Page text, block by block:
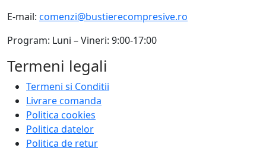
E-mail: comenzi@bustierecompresive.ro
Program: Luni – Vineri: 9:00-17:00
Termeni legali
Termeni si Conditii
Livrare comanda
Politica cookies
Politica datelor
Politica de retur